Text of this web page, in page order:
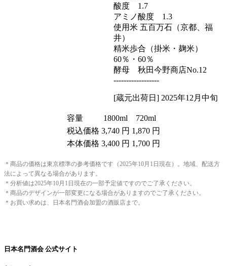
酸度 1.7
アミノ酸度 1.3
使用米 五百万石（京都、福
井）
精米歩合（掛米・麹米）
60％・60％
酵母 秋田今野商店No.12
------------------
[蔵元出荷日] 2025年12月中旬
容量 1800ml
720ml
税込価格 3,740 円 1,870 円
本体価格 3,400 円 1,700 円
＊商品の価格は東京標準の参考価格です（2025年10月1日現在）。地域、配送方
法によって異なる場合があります。
＊分析値は2025年10月1日現在の一部予定値ですのでご了承ください。
＊商品のデザインが一部変更になる場合がありますのでご了承ください。
＊お買い求めは、日本名門酒会加盟の酒販店まで。
日本名門酒会 公式サイト